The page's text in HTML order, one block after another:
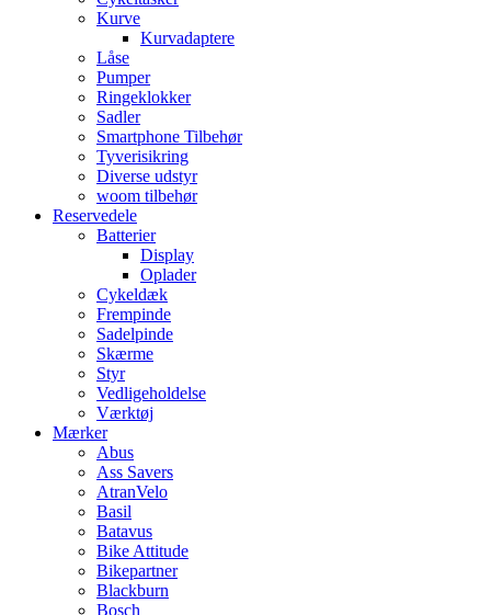
Kurve
Kurvadaptere
Låse
Pumper
Ringeklokker
Sadler
Smartphone Tilbehør
Tyverisikring
Diverse udstyr
woom tilbehør
Reservedele
Batterier
Display
Oplader
Cykeldæk
Frempinde
Sadelpinde
Skærme
Styr
Vedligeholdelse
Værktøj
Mærker
Abus
Ass Savers
AtranVelo
Basil
Batavus
Bike Attitude
Bikepartner
Blackburn
Bosch